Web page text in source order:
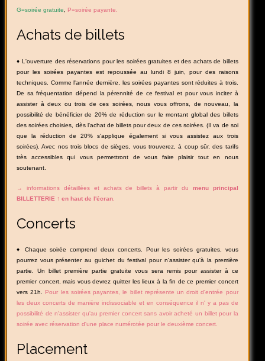
G=soirée gratuite P=soirée payante.
Achats de billets
♦ L'ouverture des réservations pour les soirées gratuites et des achats de billets
pour les soirées payantes est repoussée au lundi 8 juin, pour des raisons
techniques. Comme l'année dernière, les soirées payantes sont réduites à trois.
De sa fréquentation dépend la pérennité de ce festival et pour vous inciter à
assister à deux ou trois de ces soirées, nous vous offrons, de nouveau, la
possibilité de bénéficier de 20% de réduction sur le montant global des billets
des soirées choisies, dès l'achat de billets pour deux de ces soirées. (Il va de soi
que la réduction de 20% s'applique également si vous assistez aux trois
soirées). Avec nos trois blocs de sièges, vous trouverez, à coup sûr, des tarifs
très accessibles qui vous permettront de vous faire plaisir tout en nous
soutenant.
→ informations détaillées et achats de billets à partir du menu principal
BILLETTERIE ↑ en haut de l'écran
Concerts
♦ Chaque soirée comprend deux concerts. Pour les soirées gratuites, vous
pourrez vous présenter au guichet du festival pour n'assister qu'à la première
partie. Un billet première partie gratuite vous sera remis pour assister à ce
premier concert, mais vous devrez quitter les lieux à la fin de ce premier concert
vers 21h.
Pour les soirées payantes, le billet représente un droit d'entrée pour
les deux concerts de manière indissociable et en conséquence il n' y a pas de
possibilité de n'assister qu'au premier concert sans avoir acheté un billet pour la
soirée avec réservation d'une place numérotée pour le deuxième concert.
Placement